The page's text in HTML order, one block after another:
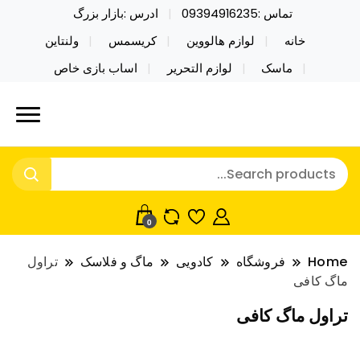
تماس :09394916235
ادرس :بازار بزرگ
خانه
لوازم هالووین کریسمس
ولنتاین
ماسک
لوازم التحریر اساب بازی خاص
نایکر توی فروش عمده لوازم هالووین
ولن تاین کادویی کریسمس اکسسوری
خرید محصولات خاص فیجت اسباب بازی تراول ماگ نایکر
توی فروش عمده لوازم هالووین ولن تاین کادویی
کریسمس اکسسوری ماسک در واردات مستقیم
0
Home فروشگاه کادویی ماگ و فلاسک
تراول
ماگ کافی
تراول ماگ کافی